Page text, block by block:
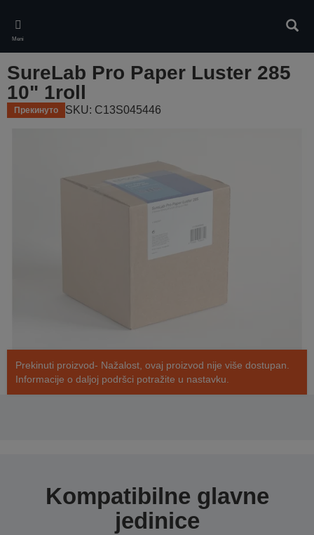
main
content
Meni
SureLab Pro Paper Luster 285
10" 1roll
Прекинуто SKU: C13S045446
Prekinuti proizvod- Nažalost, ovaj proizvod nije više dostupan.
Informacije o daljoj podršci potražite u nastavku.
Kompatibilne glavne
jedinice